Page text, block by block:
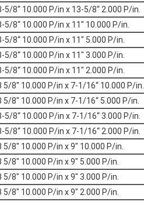
5/8“ 10.000 P/in x 13-5/8“ 2.000 P/in.
5/8“ 10.000 P/in x 11" 10.000 P/in.
5/8“ 10.000 P/in x 11" 5.000 P/in.
5/8“ 10.000 P/in x 11" 3.000 P/in.
5/8“ 10.000 P/in x 11" 2.000 P/in.
5/8" 10.000 P/in x 7-1/16“ 10.000 P/in.
5/8" 10.000 P/in x 7-1/16“ 5.000 P/in.
5/8“ 10.000 P/in x 7-1/16“ 3.000 P/in.
5/8“ 10.000 P/in x 7-1/16“ 2.000 P/in.
5/8" 10.000 P/in x 9" 10.000 P/in.
5/8" 10.000 P/in x 9" 5.000 P/in.
5/8" 10.000 P/in x 9" 3.000 P/in.
5/8" 10.000 P/in x 9" 2.000 P/in.